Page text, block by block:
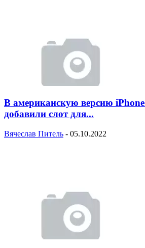
В американскую версию iPhone
добавили слот для...
Вячеслав Питель - 05.10.2022